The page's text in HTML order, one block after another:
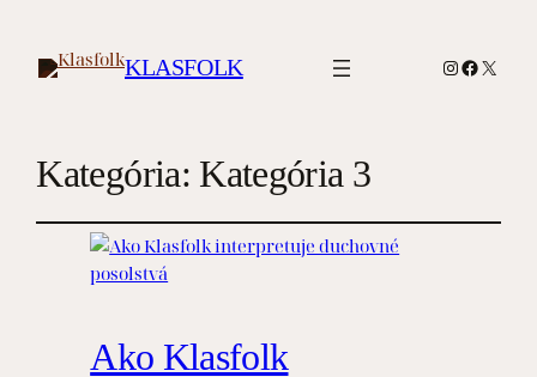
KLASFOLK Instagram
X
Kategória: Kategória 3
Ako Klasfolk